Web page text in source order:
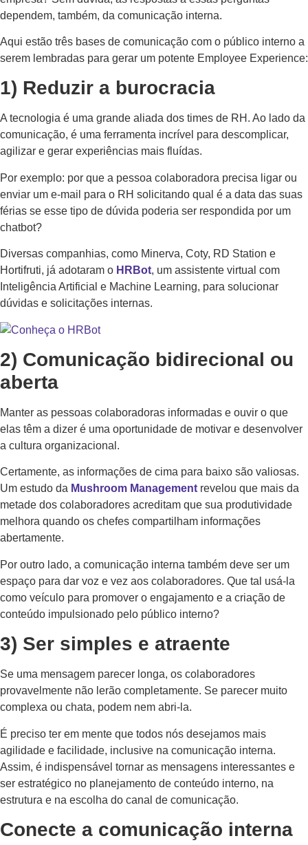
dependem, também, da comunicação interna.
Aqui estão três bases de comunicação com o público interno a
serem lembradas para gerar um potente Employee Experience:
1) Reduzir a burocracia
A tecnologia é uma grande aliada dos times de RH. Ao lado da
comunicação, é uma ferramenta incrível para descomplicar,
agilizar e gerar experiências mais fluídas.
Por exemplo: por que a pessoa colaboradora precisa ligar ou
enviar um e-mail para o RH solicitando qual é a data das suas
férias se esse tipo de dúvida poderia ser respondida por um
chatbot?
Diversas companhias, como Minerva, Coty, RD Station e
Hortifruti, já adotaram o HRBot, um assistente virtual com
Inteligência Artificial e Machine Learning, para solucionar
dúvidas e solicitações internas.
2) Comunicação bidirecional ou
aberta
Manter as pessoas colaboradoras informadas e ouvir o que
elas têm a dizer é uma oportunidade de motivar e desenvolver
a cultura organizacional.
Certamente, as informações de cima para baixo são valiosas.
Um estudo da Mushroom Management revelou que mais da
metade dos colaboradores acreditam que sua produtividade
melhora quando os chefes compartilham informações
abertamente.
Por outro lado, a comunicação interna também deve ser um
espaço para dar voz e vez aos colaboradores. Que tal usá-la
como veículo para promover o engajamento e a criação de
conteúdo impulsionado pelo público interno?
3) Ser simples e atraente
Se uma mensagem parecer longa, os colaboradores
provavelmente não lerão completamente. Se parecer muito
complexa ou chata, podem nem abri-la.
É preciso ter em mente que todos nós desejamos mais
agilidade e facilidade, inclusive na comunicação interna.
Assim, é indispensável tornar as mensagens interessantes e
ser estratégico no planejamento de conteúdo interno, na
estrutura e na escolha do canal de comunicação.
Conecte a comunicação interna